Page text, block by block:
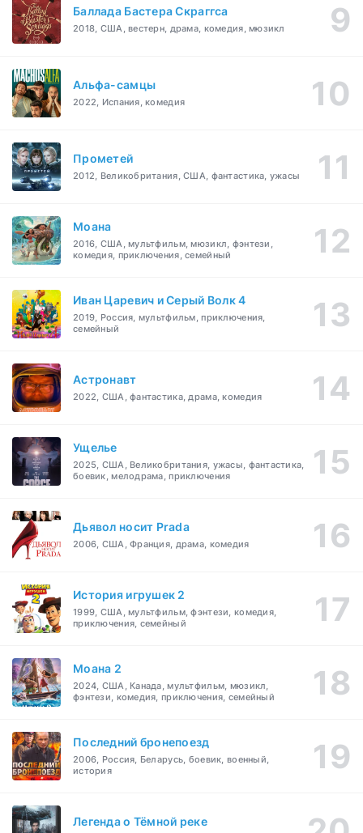
Баллада Бастера Скраггса
2018, США, вестерн, драма, комедия, мюзикл
Альфа-самцы
2022, Испания, комедия
Прометей
2012, Великобритания, США, фантастика, ужасы
Моана
2016, США, мультфильм, мюзикл, фэнтези,
комедия, приключения, семейный
Иван Царевич и Серый Волк 4
2019, Россия, мультфильм, приключения,
семейный
Астронавт
2022, США, фантастика, драма, комедия
Ущелье
2025, США, Великобритания, ужасы, фантастика,
боевик, мелодрама, приключения
Дьявол носит Prada
2006, США, Франция, драма, комедия
История игрушек 2
1999, США, мультфильм, фэнтези, комедия,
приключения, семейный
Моана 2
2024, США, Канада, мультфильм, мюзикл,
фэнтези, комедия, приключения, семейный
Последний бронепоезд
2006, Россия, Беларусь, боевик, военный,
история
Легенда о Тёмной реке